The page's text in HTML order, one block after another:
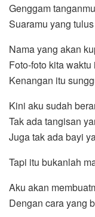
Genggam
Suaramu yang
Nama yang akan
Foto-foto kita waktu
Kenangan itu
Kini aku sudah
Tak ada tangisan
Juga tak ada bayi
Tapi itu bukanlah
Aku akan
Dengan cara yang